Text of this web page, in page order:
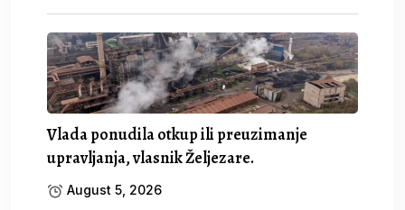
Vlada ponudila otkup ili preuzimanje
upravljanja, vlasnik Željezare.
August 5, 2026